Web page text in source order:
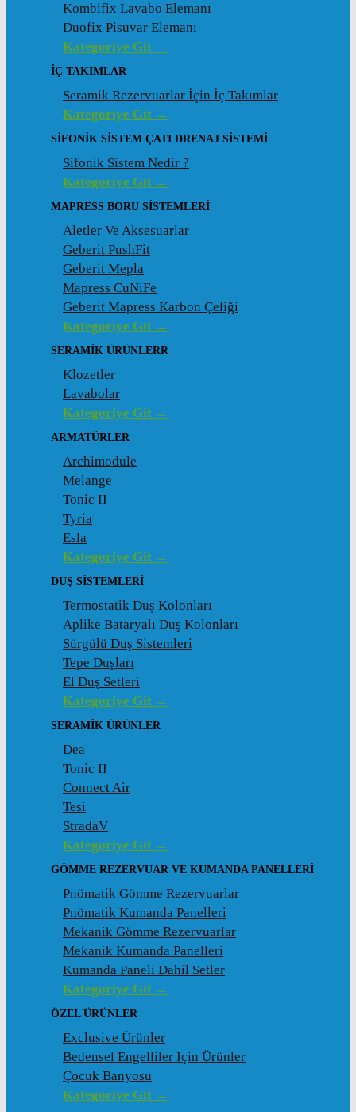
Kombifix Lavabo Elemanı
Duofix Pisuvar Elemanı
Kategoriye Git →
İÇ TAKIMLAR
Seramik Rezervuarlar İçin İç Takımlar
Kategoriye Git →
SIFONIK SISTEM ÇATI DRENAJ SISTEMI
Sifonik Sistem Nedir ?
Kategoriye Git →
MAPRESS BORU SISTEMLERI
Aletler Ve Aksesuarlar
Geberit PushFit
Geberit Mepla
Mapress CuNiFe
Geberit Mapress Karbon Çeliği
Kategoriye Git →
SERAMIK ÜRÜNLERR
Klozetler
Lavabolar
Kategoriye Git →
ARMATÜRLER
Archimodule
Melange
Tonic II
Tyria
Esla
Kategoriye Git →
DUŞ SISTEMLERI
Termostatik Duş Kolonları
Aplike Bataryalı Duş Kolonları
Sürgülü Duş Sistemleri
Tepe Duşları
El Duş Setleri
Kategoriye Git →
SERAMIK ÜRÜNLER
Dea
Tonic II
Connect Air
Tesi
StradaV
Kategoriye Git →
GÖMME REZERVUAR VE KUMANDA PANELLERI
Pnömatik Gömme Rezervuarlar
Pnömatik Kumanda Panelleri
Mekanik Gömme Rezervuarlar
Mekanik Kumanda Panelleri
Kumanda Paneli Dahil Setler
Kategoriye Git →
ÖZEL ÜRÜNLER
Exclusive Ürünler
Bedensel Engelliler Için Ürünler
Çocuk Banyosu
Kategoriye Git →